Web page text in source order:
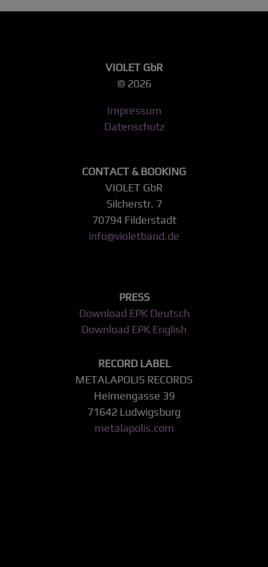
VIOLET GbR
© 2026
Impressum
Datenschutz
CONTACT & BOOKING
VIOLET GbR
Silcherstr. 7
70794 Filderstadt
info@violetband.de
PRESS
Download EPK Deutsch
Download EPK English
RECORD LABEL
METALAPOLIS RECORDS
Heimengasse 39
71642 Ludwigsburg
metalapolis.com